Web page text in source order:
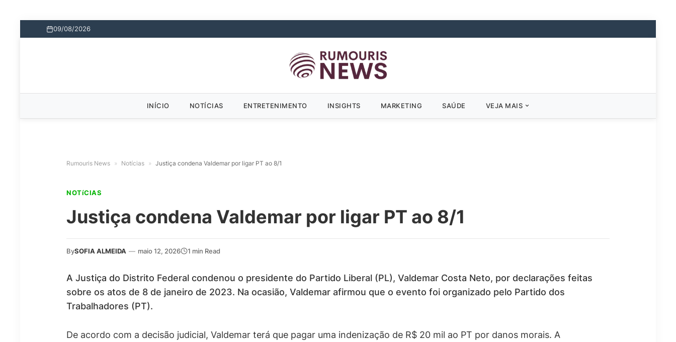
09/08/2026
INÍCIO NOTÍCIAS ENTRETENIMENTO INSIGHTS MARKETING SAÚDE VEJA MAIS
Rumouris News » Notícias » Justiça condena Valdemar por ligar PT ao 8/1
NOTíCIAS
Justiça condena Valdemar por ligar PT ao 8/1
BySOFIA ALMEIDA — maio 12, 2026 1 min Read
A Justiça do Distrito Federal condenou o presidente do Partido Liberal (PL), Valdemar Costa Neto, por declarações feitas
sobre os atos de 8 de janeiro de 2023. Na ocasião, Valdemar afirmou que o evento foi organizado pelo Partido dos
Trabalhadores (PT).
De acordo com a decisão judicial, Valdemar terá que pagar uma indenização de R$ 20 mil ao PT por danos morais. A